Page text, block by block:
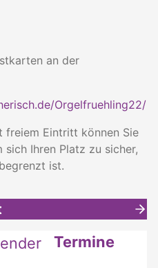
an der
Orgelfruehling22/
freiem Eintritt können Sie
sich Ihren Platz zu sicher,
ist.
Termine